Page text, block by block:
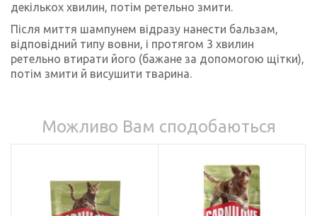
декількох хвилин, потім ретельно змити.
Після миття шампунем відразу нанести бальзам,
відповідний типу вовни, і протягом 3 хвилин
ретельно втирати його (бажане за допомогою щітки),
потім змити й висушити тварина.
Можливо Вам сподобаються